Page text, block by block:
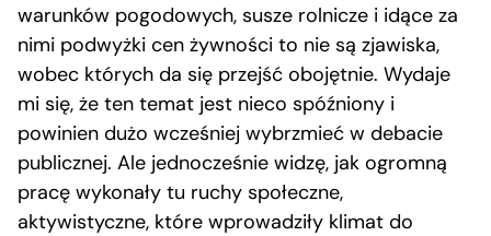
warunków pogodowych, susze rolnicze i idące za
nimi podwyżki cen żywności to nie są zjawiska,
wobec których da się przejść obojętnie. Wydaje
mi się, że ten temat jest nieco spóźniony i
powinien dużo wcześniej wybrzmieć w debacie
publicznej. Ale jednocześnie widzę, jak ogromną
pracę wykonały tu ruchy społeczne,
aktywistyczne, które wprowadziły klimat do